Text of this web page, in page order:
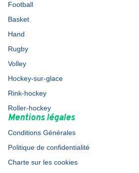
Football
Basket
Hand
Rugby
Volley
Hockey-sur-glace
Rink-hockey
Roller-hockey
Mentions légales
Conditions Générales
Politique de confidentialité
Charte sur les cookies